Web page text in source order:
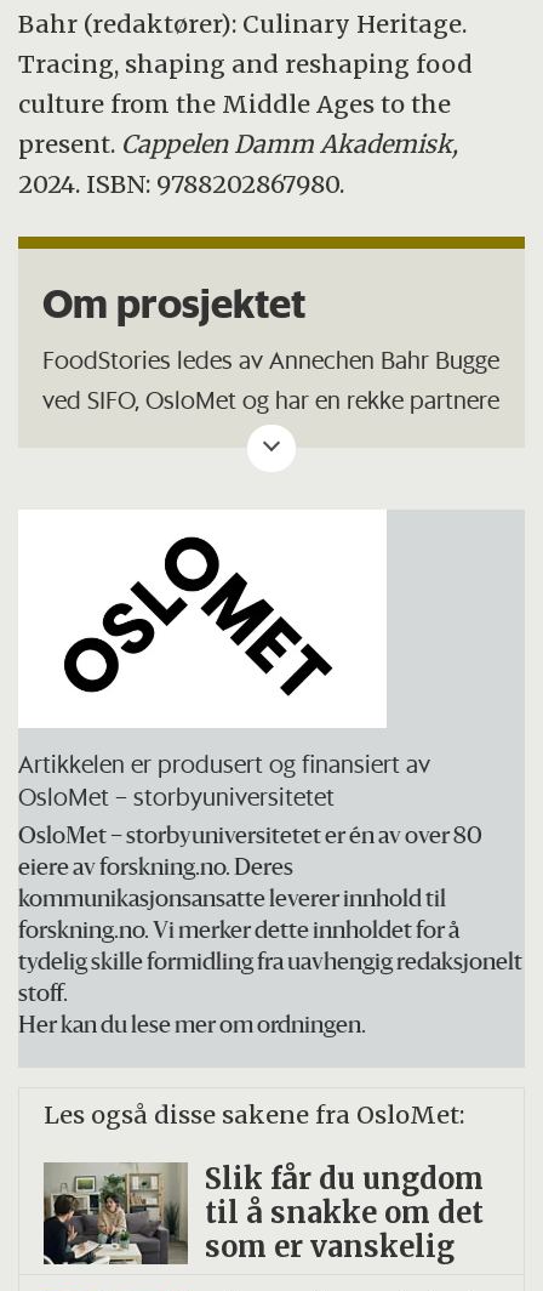
Bahr (redaktører): Culinary Heritage.
Tracing, shaping and reshaping food
culture from the Middle Ages to the
present. Cappelen Damm Akademisk,
2024. ISBN: 9788202867980.
Om prosjektet
FoodStories ledes av Annechen Bahr Bugge
ved SIFO, OsloMet og har en rekke partnere
fra næringsliv og organisasjoner. Prosjektet
går fram til 2028 og er finansiert av
Forskningsmidlene for jordbruk og
matindustri (FFL/JA) via Forskningsrådet.
Artikkelen er produsert og finansiert av
OsloMet – storbyuniversitetet
OsloMet – storbyuniversitetet er én av over 80
eiere av forskning.no. Deres
kommunikasjonsansatte leverer innhold til
forskning.no. Vi merker dette innholdet for å
tydelig skille formidling fra uavhengig redaksjonelt
stoff.
Her kan du lese mer om ordningen.
Les også disse sakene fra OsloMet:
Slik får du ungdom
til å snakke om det
som er vanskelig